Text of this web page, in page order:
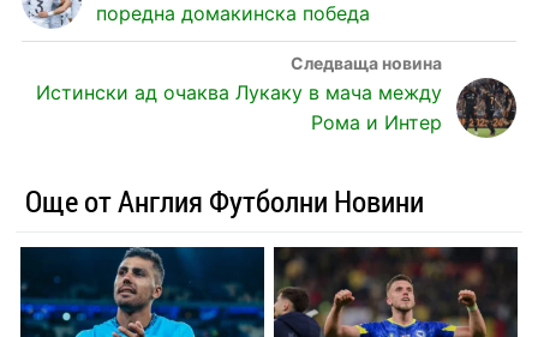
поредна домакинска победа
Истински ад очаква Лукаку в мача между
Рома и Интер
Още от Англия Футболни Новини